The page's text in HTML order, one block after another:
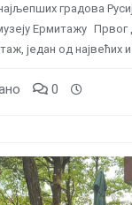
градова
Ермитажу Првог
један од највећих и
0